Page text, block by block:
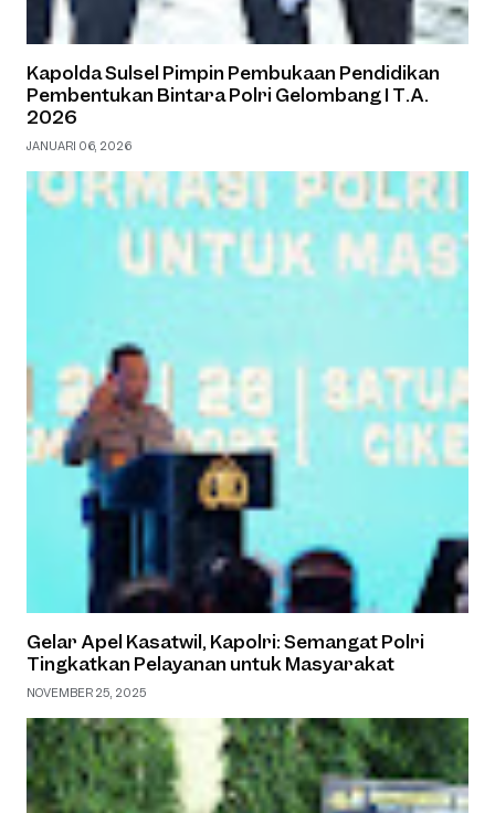
Kapolda Sulsel Pimpin Pembukaan Pendidikan
Pembentukan Bintara Polri Gelombang I T.A.
2026
JANUARI 06, 2026
Gelar Apel Kasatwil, Kapolri: Semangat Polri
Tingkatkan Pelayanan untuk Masyarakat
NOVEMBER 25, 2025